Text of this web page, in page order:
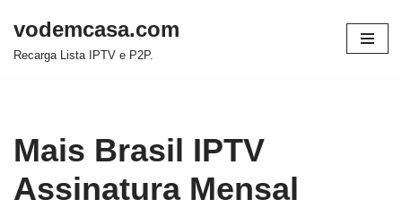
Pular
vodemcasa.com
Recarga Lista IPTV e P2P.
Mais Brasil IPTV
Assinatura Mensal